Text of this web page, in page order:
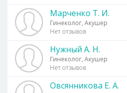
Марченко Т. И.
Гинеколог, Акушер
Нет отзывов
Нужный А. Н.
Гинеколог, Акушер
Нет отзывов
Овсянникова Е. А.